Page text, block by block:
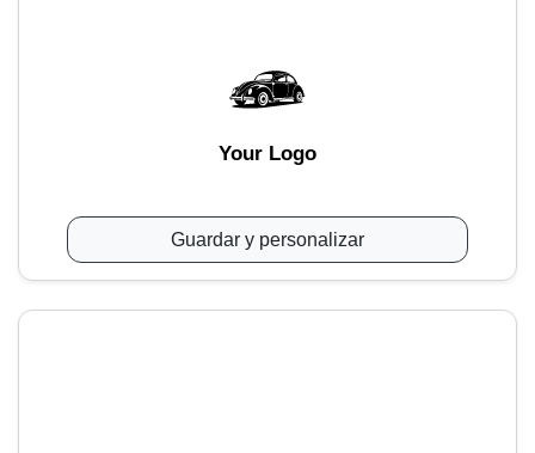
Your Logo
Guardar y personalizar